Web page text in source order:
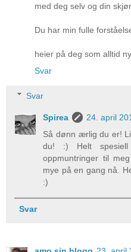
med deg selv og din
Du har min fulle
heier på deg som alltid
Svar
Svar
Spirea
24. april
Så dønn ærlig du er!
du! :) Helt
oppmuntringer til
mye på en gang nå.
:)
Svar